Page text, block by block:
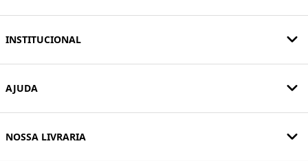
INSTITUCIONAL
AJUDA
NOSSA LIVRARIA